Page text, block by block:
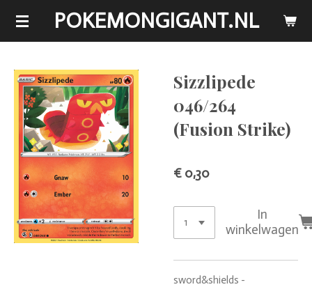
Ga
de
hoofdinhoud
POKEMONGIGANT.NL
Sizzlipede
046/264
(Fusion Strike)
€ 0,30
In
winkelwagen
sword&shields -